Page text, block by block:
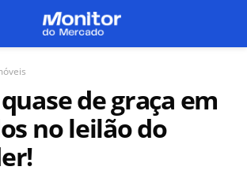
de graça em
no leilão do